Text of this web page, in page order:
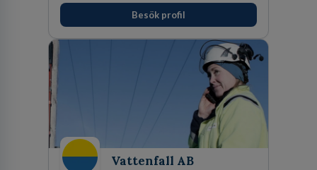
vinnarinstinkt och hälsomedvetna. Vi kallar det
för idrottens egenskaper.
Besök profil
Vattenfall AB